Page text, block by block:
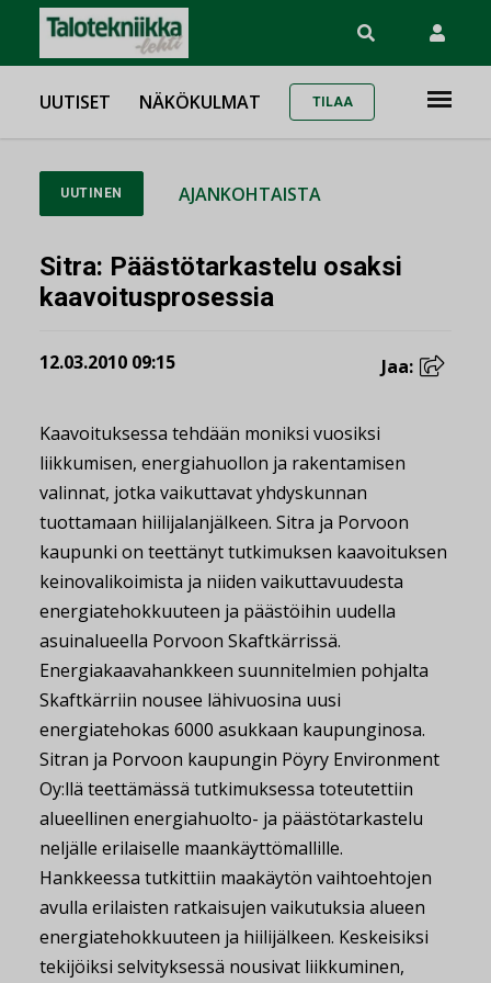
UUTISET NÄKÖKULMAT TILAA
UUTINEN AJANKOHTAISTA
Sitra: Päästötarkastelu osaksi
kaavoitusprosessia
12.03.2010 09:15 Jaa:
Kaavoituksessa tehdään moniksi vuosiksi
liikkumisen, energiahuollon ja rakentamisen
valinnat, jotka vaikuttavat yhdyskunnan
tuottamaan hiilijalanjälkeen. Sitra ja Porvoon
kaupunki on teettänyt tutkimuksen kaavoituksen
keinovalikoimista ja niiden vaikuttavuudesta
energiatehokkuuteen ja päästöihin uudella
asuinalueella Porvoon Skaftkärrissä.
Energiakaavahankkeen suunnitelmien pohjalta
Skaftkärriin nousee lähivuosina uusi
energiatehokas 6000 asukkaan kaupunginosa.
Sitran ja Porvoon kaupungin Pöyry Environment
Oy:llä teettämässä tutkimuksessa toteutettiin
alueellinen energiahuolto- ja päästötarkastelu
neljälle erilaiselle maankäyttömallille.
Hankkeessa tutkittiin maakäytön vaihtoehtojen
avulla erilaisten ratkaisujen vaikutuksia alueen
energiatehokkuuteen ja hiilijälkeen. Keskeisiksi
tekijöiksi selvityksessä nousivat liikkuminen,